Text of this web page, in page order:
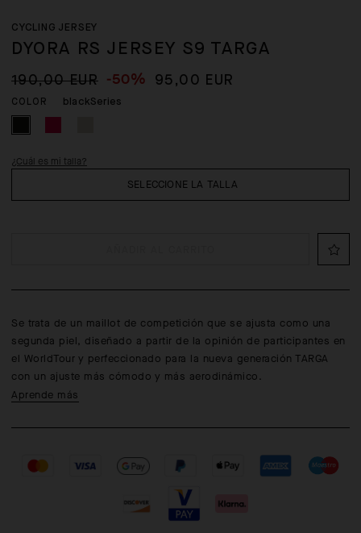
CYCLING JERSEY
DYORA RS JERSEY S9 TARGA
190,00 EUR -50% 95,00 EUR
COLOR blackSeries
SELECCIONE LA TALLA
¿Cuál es mi talla?
Se trata de un maillot de competición que se ajusta como una
segunda piel, diseñado a partir de la opinión de participantes en
el WorldTour y perfeccionado para la nueva generación TARGA
con un ajuste más cómodo y más aerodinámico.
Aprende más